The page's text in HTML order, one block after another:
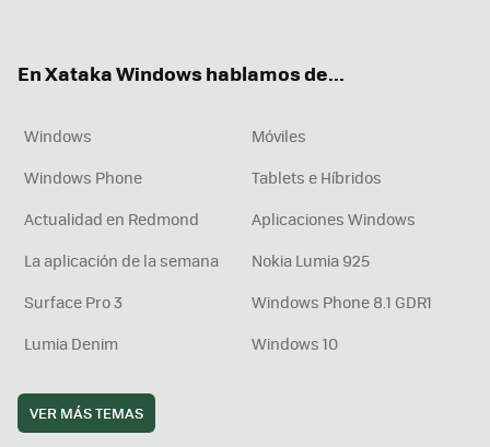
En Xataka Windows hablamos de...
Windows
Móviles
Windows Phone
Tablets e Híbridos
Actualidad en Redmond
Aplicaciones Windows
La aplicación de la semana
Nokia Lumia 925
Surface Pro 3
Windows Phone 8.1 GDR1
Lumia Denim
Windows 10
VER MÁS TEMAS